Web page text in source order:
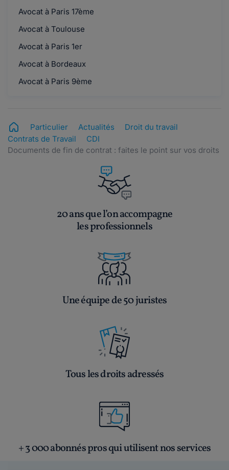
Avocat à Paris 17ème
Avocat à Toulouse
Avocat à Paris 1er
Avocat à Bordeaux
Avocat à Paris 9ème
Particulier Actualités
Droit du travail
Contrats de Travail
CDI
Documents de fin de contrat : faites le point sur vos droits
20 ans que l’on accompagne
les professionnels
Une équipe de 50 juristes
Tous les droits adressés
+ 3 000 abonnés pros qui utilisent nos services